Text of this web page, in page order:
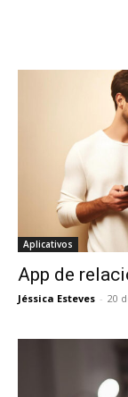
Aplicativos
App de
Jéssica Esteves - 20